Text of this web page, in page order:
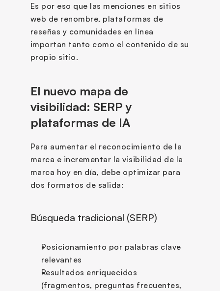
Es por eso que las menciones en sitios
web de renombre, plataformas de
reseñas y comunidades en línea
importan tanto como el contenido de su
propio sitio.
El nuevo mapa de
visibilidad: SERP y
plataformas de IA
Para aumentar el reconocimiento de la
marca e incrementar la visibilidad de la
marca hoy en día, debe optimizar para
dos formatos de salida:
Búsqueda tradicional (SERP)
Posicionamiento por palabras clave
relevantes
Resultados enriquecidos
(fragmentos, preguntas frecuentes,